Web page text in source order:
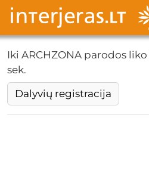
Iki ARCHZONA parodos liko
sek.
Dalyvių registracija